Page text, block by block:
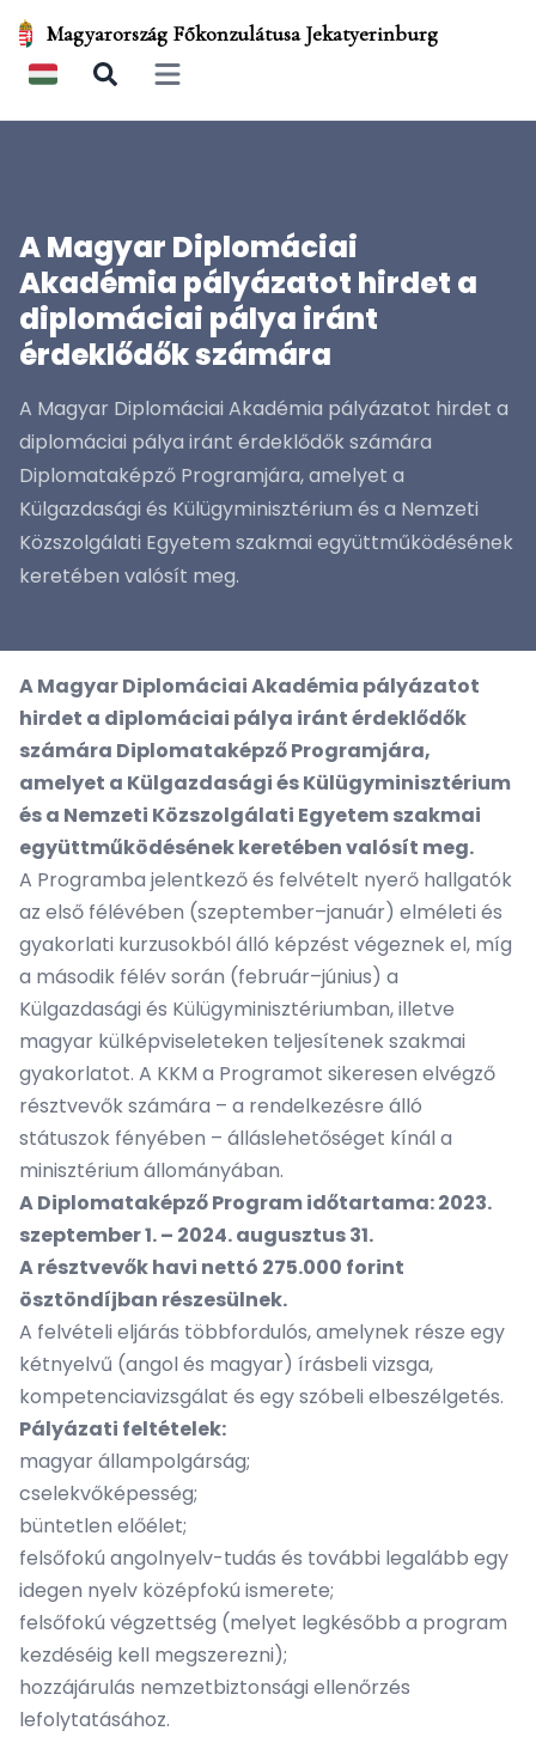
Magyarország Főkonzulátusa Jekatyerinburg
Open main menu
A Magyar Diplomáciai
Akadémia pályázatot hirdet a
diplomáciai pálya iránt
érdeklődők számára
A Magyar Diplomáciai Akadémia pályázatot hirdet a
diplomáciai pálya iránt érdeklődők számára
Diplomataképző Programjára, amelyet a
Külgazdasági és Külügyminisztérium és a Nemzeti
Közszolgálati Egyetem szakmai együttműködésének
keretében valósít meg.
A Magyar Diplomáciai Akadémia pályázatot
hirdet a diplomáciai pálya iránt érdeklődők
számára Diplomataképző Programjára,
amelyet a Külgazdasági és Külügyminisztérium
és a Nemzeti Közszolgálati Egyetem szakmai
együttműködésének keretében valósít meg.
A Programba jelentkező és felvételt nyerő hallgatók
az első félévében (szeptember–január) elméleti és
gyakorlati kurzusokból álló képzést végeznek el, míg
a második félév során (február–június) a
Külgazdasági és Külügyminisztériumban, illetve
magyar külképviseleteken teljesítenek szakmai
gyakorlatot. A KKM a Programot sikeresen elvégző
résztvevők számára – a rendelkezésre álló
státuszok fényében – álláslehetőséget kínál a
minisztérium állományában.
A Diplomataképző Program időtartama: 2023.
szeptember 1. – 2024. augusztus 31.
A résztvevők havi nettó 275.000 forint
ösztöndíjban részesülnek.
A felvételi eljárás többfordulós, amelynek része egy
kétnyelvű (angol és magyar) írásbeli vizsga,
kompetenciavizsgálat és egy szóbeli elbeszélgetés.
Pályázati feltételek:
magyar állampolgárság;
cselekvőképesség;
büntetlen előélet;
felsőfokú angolnyelv-tudás és további legalább egy
idegen nyelv középfokú ismerete;
felsőfokú végzettség (melyet legkésőbb a program
kezdéséig kell megszerezni);
hozzájárulás nemzetbiztonsági ellenőrzés
lefolytatásához.